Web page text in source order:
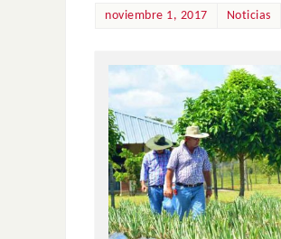
noviembre 1, 2017 Noticias